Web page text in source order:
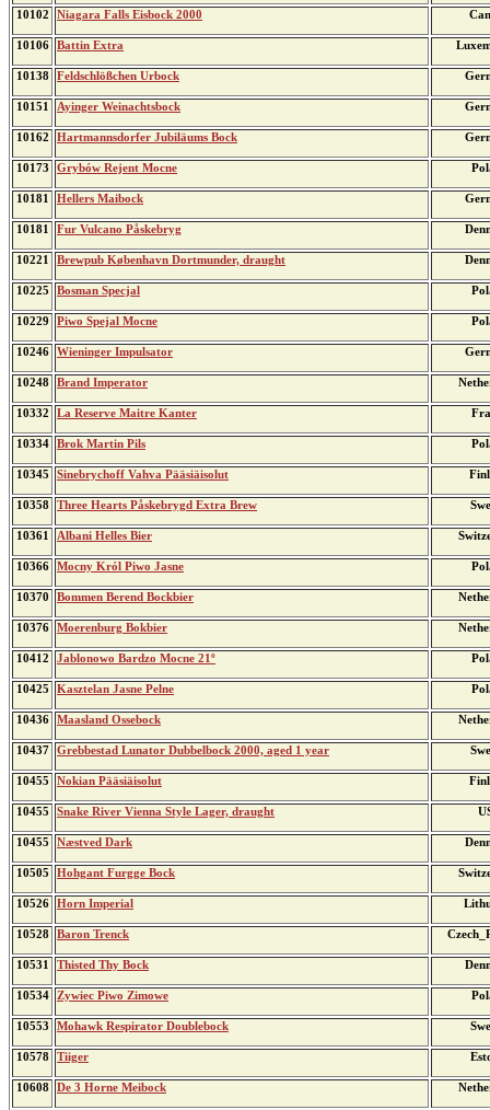
10102 Niagara Falls Eisbock 2000
10106 Battin Extra
10138 Feldschlößchen Urbock
10151 Ayinger Weinachtsbock
10162 Hartmannsdorfer Jubiläums Bock
10173 Grybów Rejent Mocne
10181 Hellers Maibock
10181 Fur Vulcano Påskebryg
10221 Brewpub København Dortmunder, draught
10225 Bosman Specjal
10229 Piwo Spejal Mocne
10246 Wieninger Impulsator
10248 Brand Imperator
10332 La Reserve Maitre Kanter
10334 Brok Martin Pils
10345 Sinebrychoff Vahva Pääsiäisolut
10358 Three Hearts Påskebrygd Extra Brew
10361 Albani Helles Bier
10366 Mocny Król Piwo Jasne
10370 Bommen Berend Bockbier
10376 Moerenburg Bokbier
10412 Jablonowo Bardzo Mocne 21º
10425 Kasztelan Jasne Pelne
10436 Maasland Ossebock
10437 Grebbestad Lunator Dubbelbock 2000, aged 1 year
10455 Nokian Pääsiäisolut
10455 Snake River Vienna Style Lager, draught
10455 Næstved Dark
10505 Hohgant Furgge Bock
10526 Horn Imperial
10528 Baron Trenck
10531 Thisted Thy Bock
10534 Zywiec Piwo Zimowe
10553 Mohawk Respirator Doublebock
10578 Tiiger
10608 De 3 Horne Meibock